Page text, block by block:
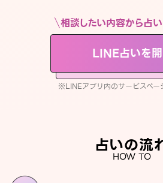
相談したい内容から占
LINE占いを
※LINEアプリ内のサービスペー
占いの流
HOW TO